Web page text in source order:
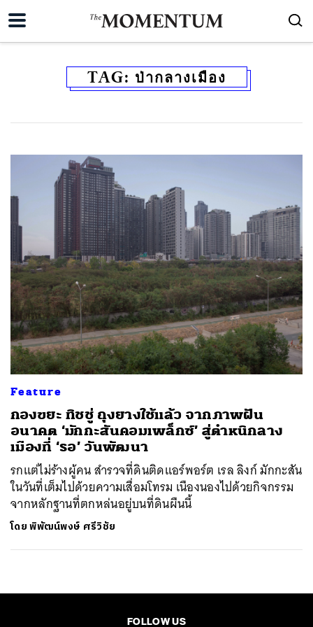
TAG: ป่ากลางเมือง
Feature
กองขยะ ทิชชู่ ถุงยางใช้แล้ว จากภาพฝัน
อนาคต ‘มักกะสันคอมเพล็กซ์’ สู่ตำหนิกลาง
เมืองที่ ‘รอ’ วันพัฒนา
รกแต่ไม่ร้างผู้คน สำรวจที่ดินติดแอร์พอร์ต เรล ลิงก์ มักกะสัน
ในวันที่เต็มไปด้วยความเสื่อมโทรม เนืองนองไปด้วยกิจกรรม
จากหลักฐานที่ตกหล่นอยู่บนที่ดินผืนนี้
โดยพิพัฒน์พงษ์ ศรีวิชัย
FOLLOW US
ค้นหา
SHARE TWEET LINE EMAIL